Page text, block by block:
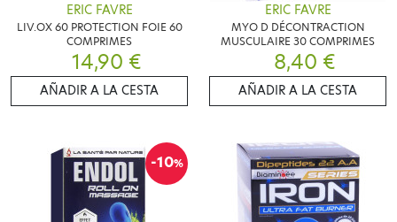
ERIC FAVRE
LIV.OX 60 PROTECTION FOIE 60
COMPRIMES
14,90 €
AÑADIR A LA CESTA
ERIC FAVRE
MYO D DÉCONTRACTION
MUSCULAIRE 30 COMPRIMES
8,40 €
AÑADIR A LA CESTA
-10%